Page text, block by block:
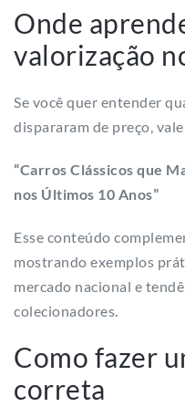
Onde
valorização
Se você quer entender
dispararam de preço,
“Carros Clássicos que
nos Últimos 10 Anos”
Esse conteúdo
mostrando exemplos
mercado nacional e
colecionadores.
Como fazer
correta